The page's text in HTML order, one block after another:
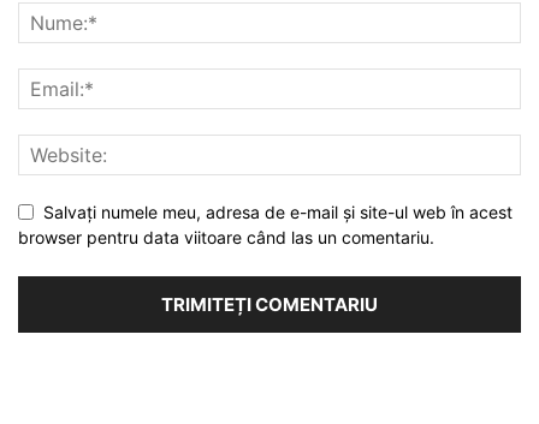
Salvați numele meu, adresa de e-mail și site-ul web în acest
browser pentru data viitoare când las un comentariu.